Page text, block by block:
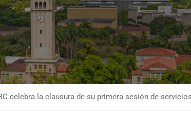
celebra la clausura de su primera sesión de